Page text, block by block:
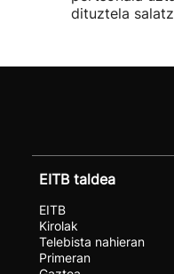
dituztela
EITB taldea
EITB
Kirolak
Telebista nahieran
Primeran